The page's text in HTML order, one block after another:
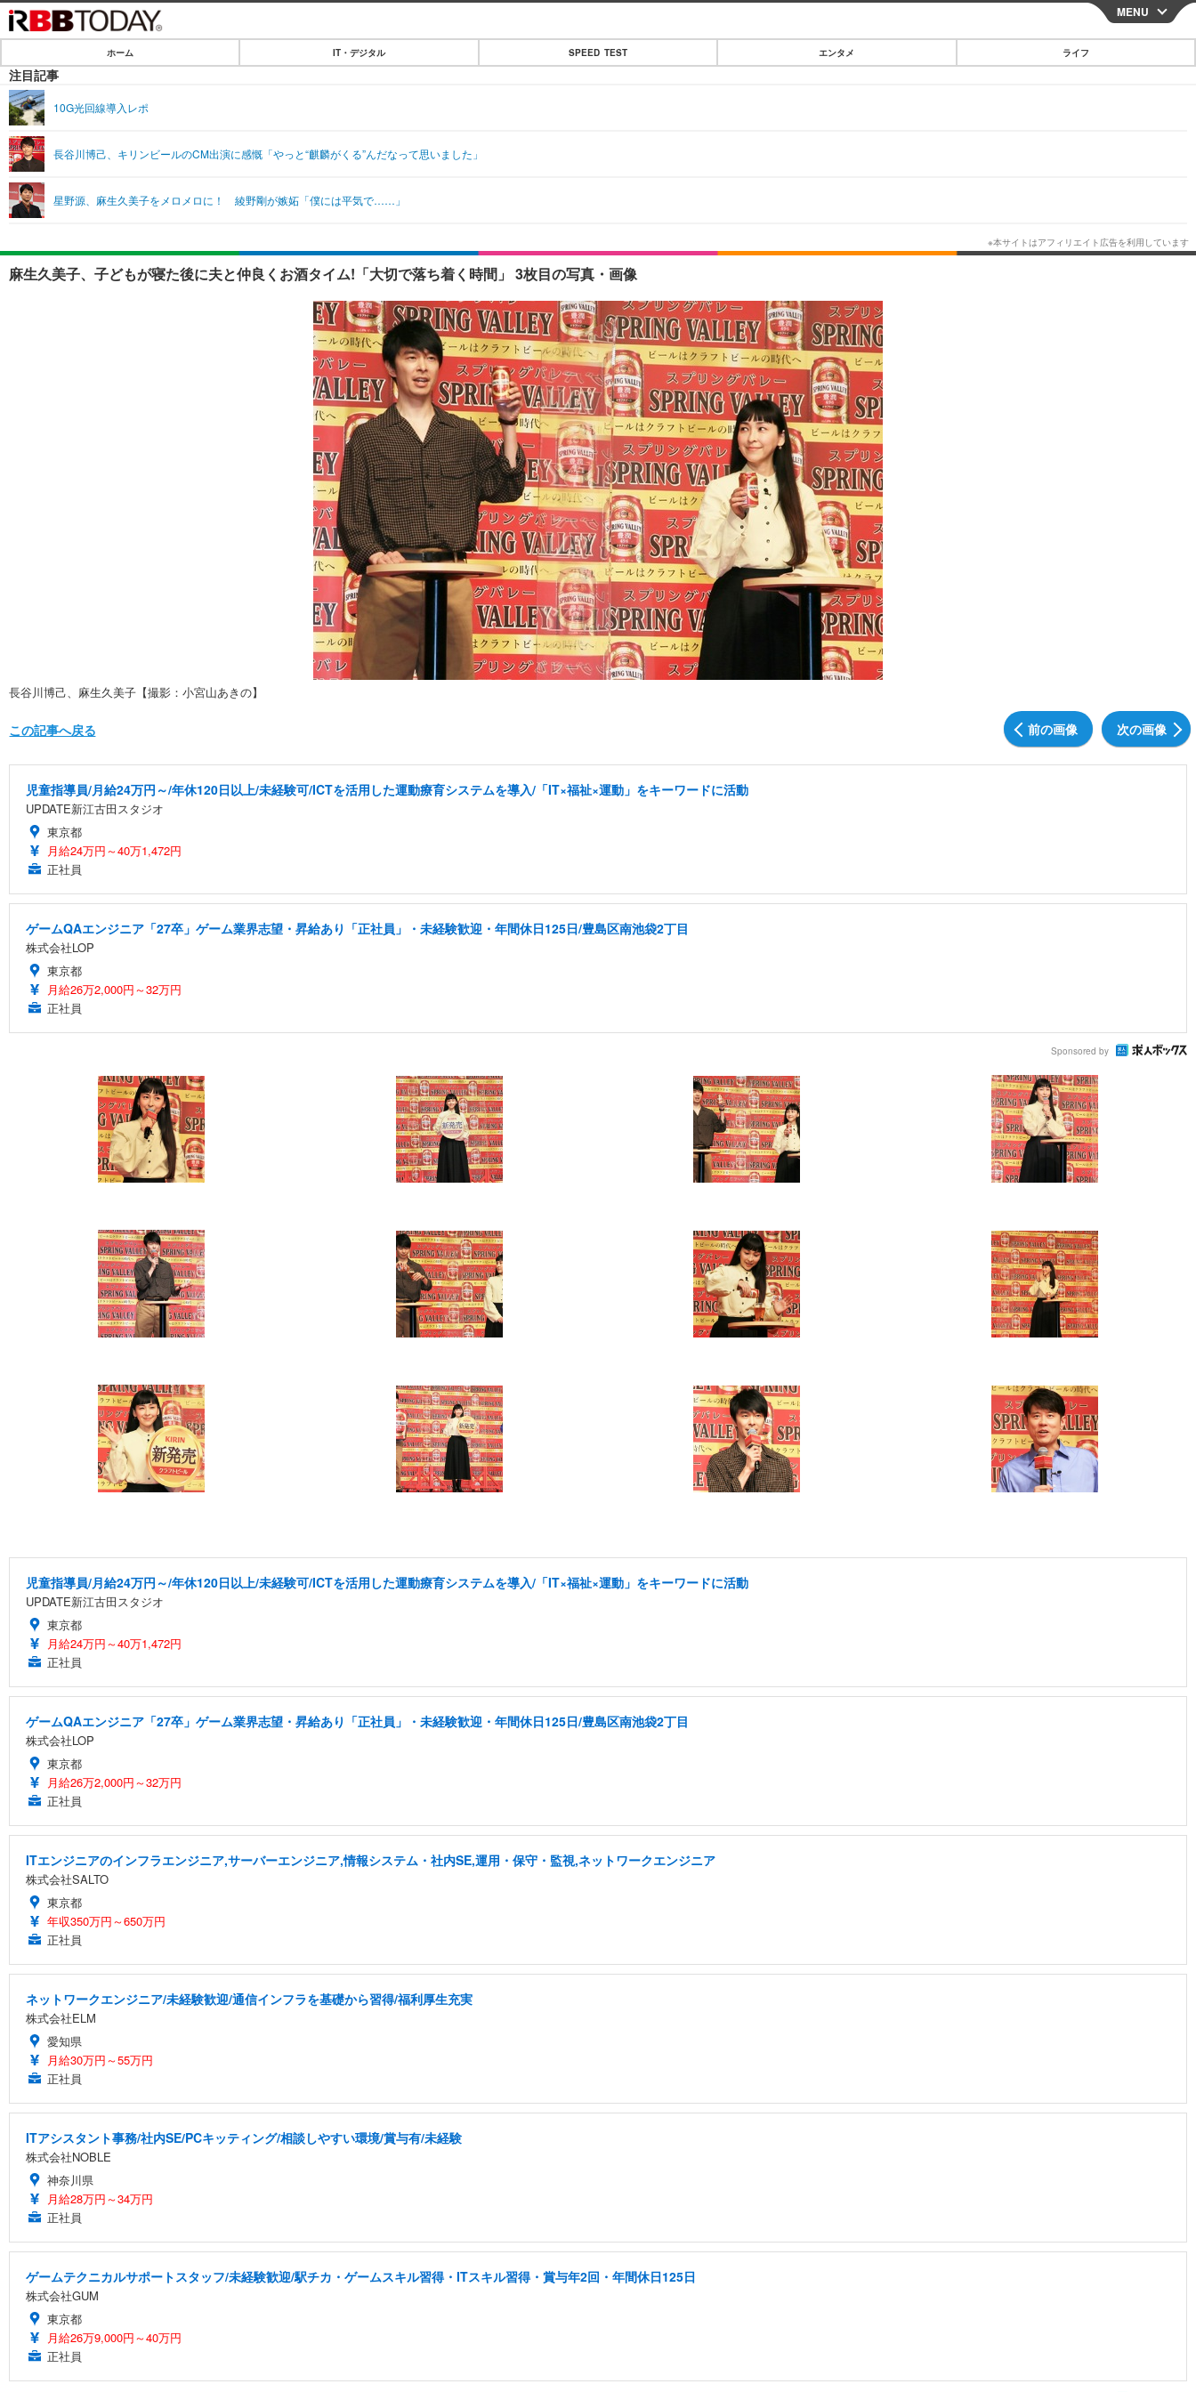
CLOSE
IT・デジタル
ショッピング
SPEED TEST
エンタメ
エンタメTOP
音楽
グラビア ブログ
ショッピング その他
ライフ
ライフTOP グルメ
ペット
その他
リリース一覧
MENU
ホーム IT・デジタル SPEED TEST エンタメ ライフ
注目記事
10G光回線導入レポ
長谷川博己、キリンビールのCM出演に感慨「やっと“麒麟がくる”んだなって思いました」
星野源、麻生久美子をメロメロに！ 綾野剛が嫉妬「僕には平気で……」
麻生久美子、子どもが寝た後に夫と仲良くお酒タイム!「大切で落ち着く時間」 3枚目の写真・画像
長谷川博己、麻生久美子【撮影：小宮山あきの】
前の画像 次の画像
この記事へ戻る
児童指導員/月給24万円～/年休120日以上/未経験可/ICTを活用した運動療育システムを導入/「IT×福祉×運動」をキーワードに活動
UPDATE新江古田スタジオ
東京都
月給24万円～40万1,472円
正社員
ゲームQAエンジニア「27卒」ゲーム業界志望・昇給あり「正社員」・未経験歓迎・年間休日125日/豊島区南池袋2丁目
株式会社LOP
東京都
月給26万2,000円～32万円
正社員
Sponsored by
児童指導員/月給24万円～/年休120日以上/未経験可/ICTを活用した運動療育システムを導入/「IT×福祉×運動」をキーワードに活動
UPDATE新江古田スタジオ
東京都
月給24万円～40万1,472円
正社員
ゲームQAエンジニア「27卒」ゲーム業界志望・昇給あり「正社員」・未経験歓迎・年間休日125日/豊島区南池袋2丁目
株式会社LOP
東京都
月給26万2,000円～32万円
正社員
ITエンジニアのインフラエンジニア,サーバーエンジニア,情報システム・社内SE,運用・保守・監視,ネットワークエンジニア
株式会社SALTO
東京都
年収350万円～650万円
正社員
ネットワークエンジニア/未経験歓迎/通信インフラを基礎から習得/福利厚生充実
株式会社ELM
愛知県
月給30万円～55万円
正社員
ITアシスタント事務/社内SE/PCキッティング/相談しやすい環境/賞与有/未経験
株式会社NOBLE
神奈川県
月給28万円～34万円
正社員
ゲームテクニカルサポートスタッフ/未経験歓迎/駅チカ・ゲームスキル習得・ITスキル習得・賞与年2回・年間休日125日
株式会社GUM
東京都
月給26万9,000円～40万円
正社員